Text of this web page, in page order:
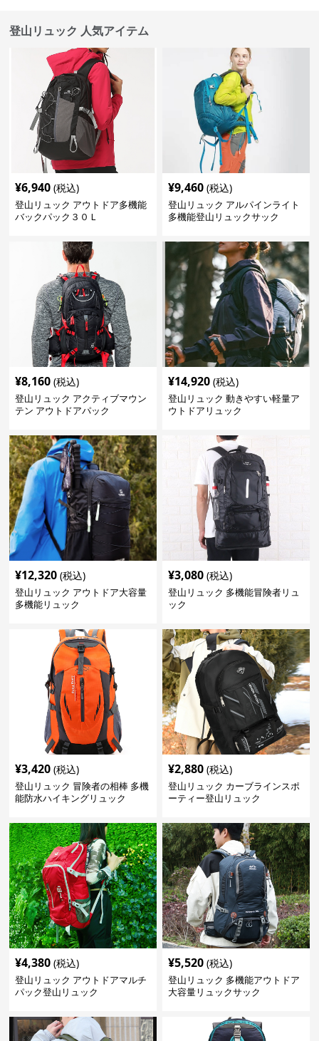
登山リュック 人気アイテム
¥6,940 (税込)
登山リュック アウトドア多機能
バックパック３０Ｌ
¥9,460 (税込)
登山リュック アルパインライト
多機能登山リュックサック
¥8,160 (税込)
登山リュック アクティブマウン
テン アウトドアパック
¥14,920 (税込)
登山リュック 動きやすい軽量ア
ウトドアリュック
¥12,320 (税込)
登山リュック アウトドア大容量
多機能リュック
¥3,080 (税込)
登山リュック 多機能冒険者リュ
ック
¥3,420 (税込)
登山リュック 冒険者の相棒 多機
能防水ハイキングリュック
¥2,880 (税込)
登山リュック カーブラインスポ
ーティー登山リュック
¥4,380 (税込)
登山リュック アウトドアマルチ
パック登山リュック
¥5,520 (税込)
登山リュック 多機能アウトドア
大容量リュックサック